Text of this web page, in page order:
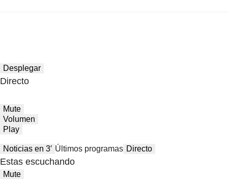
Desplegar
Directo
Mute
Volumen
Play
Noticias en 3′ Últimos programas Directo
Estas escuchando
Mute